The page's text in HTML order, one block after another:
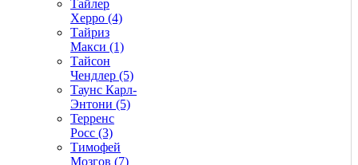
Тайлер
Херро (4)
Тайриз
Макси (1)
Тайсон
Чендлер (5)
Таунс Карл-
Энтони (5)
Терренс
Росс (3)
Тимофей
Мозгов (7)